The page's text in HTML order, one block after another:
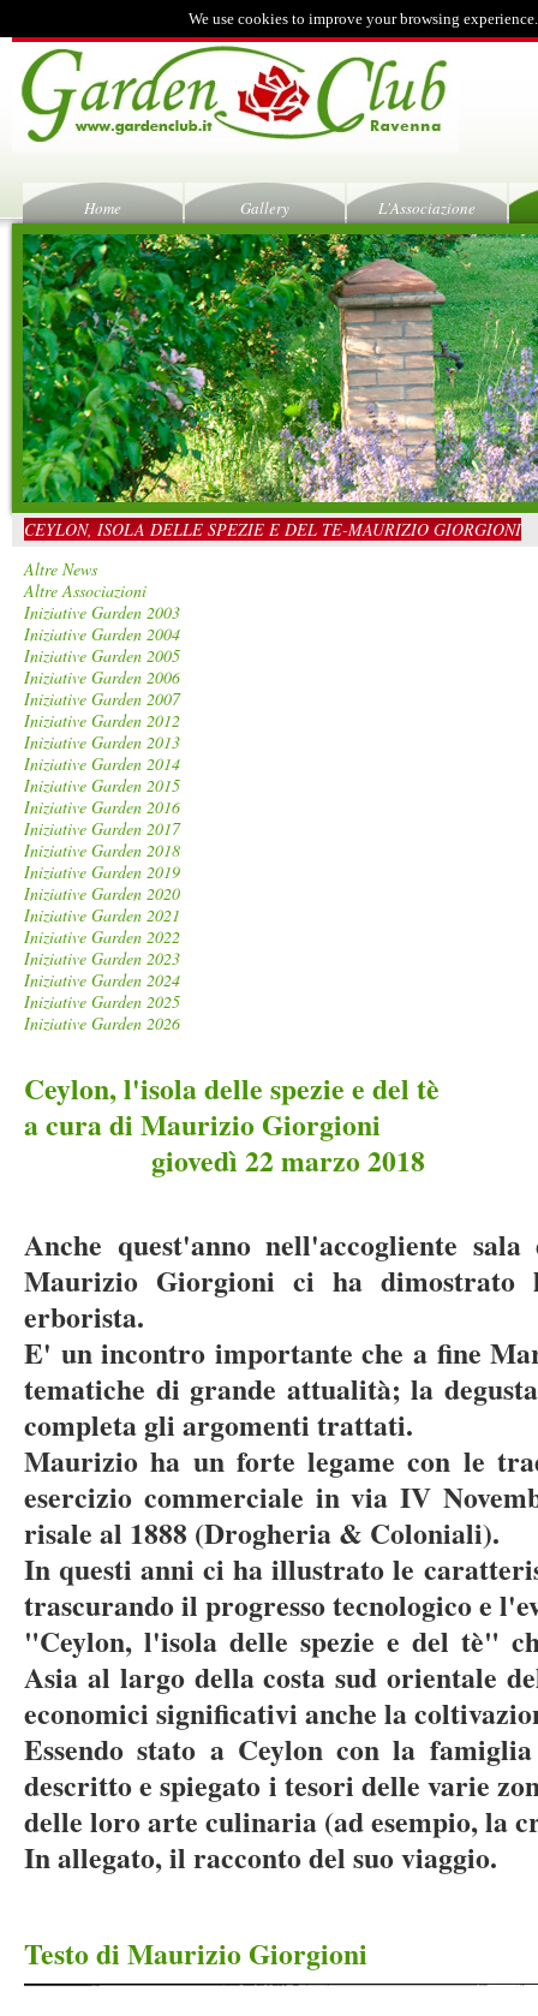
We use cookies to improve your browsing
Home Gallery L'Associazione
CEYLON, ISOLA DELLE SPEZIE E DEL TE-MAURIZIO GIORGIONI
Altre News
Altre Associazioni
Iniziative Garden 2003
Iniziative Garden 2004
Iniziative Garden 2005
Iniziative Garden 2006
Iniziative Garden 2007
Iniziative Garden 2012
Iniziative Garden 2013
Iniziative Garden 2014
Iniziative Garden 2015
Iniziative Garden 2016
Iniziative Garden 2017
Iniziative Garden 2018
Iniziative Garden 2019
Iniziative Garden 2020
Iniziative Garden 2021
Iniziative Garden 2022
Iniziative Garden 2023
Iniziative Garden 2024
Iniziative Garden 2025
Iniziative Garden 2026
Ceylon, l'isola delle spezie e del tè
a cura di
giovedì 22 marzo 2018
Anche quest'anno nell'accogliente
Maurizio Giorgioni ci ha dimostrato
erborista.
E' un incontro importante che a fine
tematiche di grande attualità; la
completa gli argomenti trattati.
Maurizio ha un forte legame con le
esercizio commerciale in via IV
risale al 1888 (Drogheria & Coloniali).
In questi anni ci ha illustrato le
trascurando il progresso tecnologico e
"Ceylon, l'isola delle spezie e del tè"
Asia al largo della costa sud orientale
economici significativi anche la
Essendo stato a Ceylon con la
descritto e spiegato i tesori delle varie
delle loro arte culinaria (ad esempio, la
In allegato, il racconto del suo viaggio.
Testo di Maurizio Giorgioni